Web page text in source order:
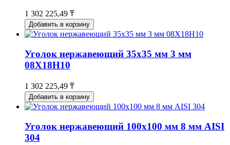
1 302 225,49 ₸
Добавить в корзину
Уголок нержавеющий 35x35 мм 3 мм
08Х18Н10
1 302 225,49 ₸
Добавить в корзину
Уголок нержавеющий 100x100 мм 8 мм AISI
304